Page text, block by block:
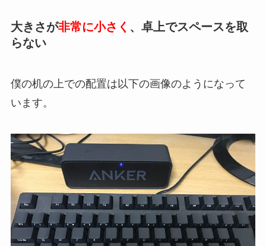
大きさが非常に小さく 、卓上でスペースを取
らない
僕の机の上での配置は以下の画像のようになって
います。